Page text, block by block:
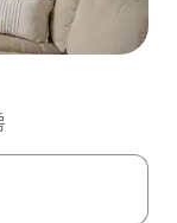
或輕點、滑動裝置。